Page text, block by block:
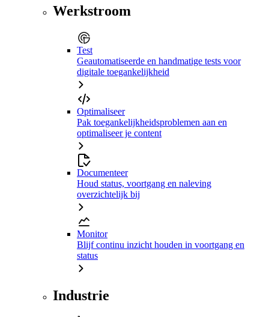
Werkstroom
Test
Geautomatiseerde en handmatige tests voor
digitale toegankelijkheid
Optimaliseer
Pak toegankelijkheidsproblemen aan en
optimaliseer je content
Documenteer
Houd status, voortgang en naleving
overzichtelijk bij
Monitor
Blijf continu inzicht houden in voortgang en
status
Industrie